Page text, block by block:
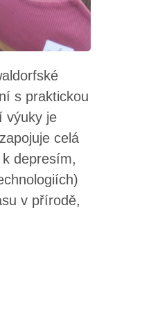
s praktickou
výuky je
celá
depresím,
v přírodě,